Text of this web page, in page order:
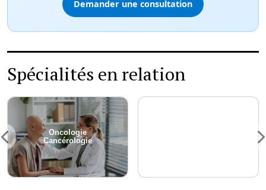
Demander une consultation
Spécialités en relation
Oncologie
Cancérologie